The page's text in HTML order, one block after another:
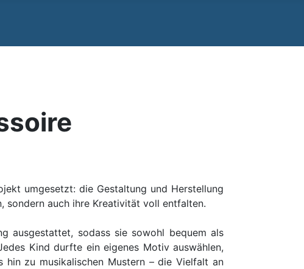
umgesetzt: die Gestaltung und Herstellung
sondern auch ihre Kreativität voll entfalten.
ausgestattet, sodass sie sowohl bequem als
Kind durfte ein eigenes Motiv auswählen,
zu musikalischen Mustern – die Vielfalt an